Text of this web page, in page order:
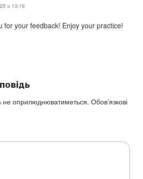
о 13:16
for your feedback! Enjoy your practice!
оприлюднюватиметься. Обов’язкові